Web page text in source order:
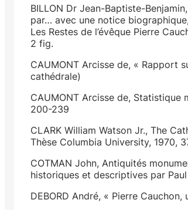
BILLON Dr Jean-Baptiste-
par… avec une notice
Les Restes de l’évêque Pierre
2 fig.
CAUMONT Arcisse de, « Rapport
cathédrale)
CAUMONT Arcisse de, Statistique
200-239
CLARK William Watson Jr., The
Thèse Columbia University, 1970,
COTMAN John, Antiquités
historiques et descriptives par
DEBORD André, « Pierre